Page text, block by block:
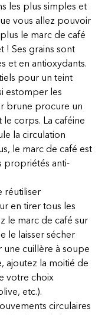
les plus simples et
vous allez pouvoir
le marc de café
! Ses grains sont
et en antioxydants.
pour un teint
estomper les
brune procure un
corps. La caféine
la circulation
le marc de café est
propriétés anti-
réutiliser
en tirer tous les
le marc de café sur
le laisser sécher
une cuillère à soupe
ajoutez la moitié de
votre choix
etc.).
circulaires